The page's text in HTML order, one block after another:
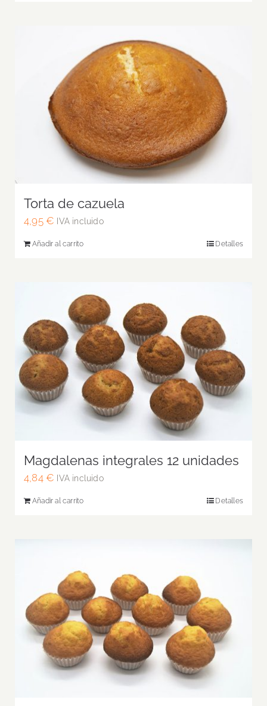
Torta de cazuela
4,95 € IVA incluido
Añadir al carrito Detalles
Magdalenas integrales 12 unidades
4,84 € IVA incluido
Añadir al carrito Detalles